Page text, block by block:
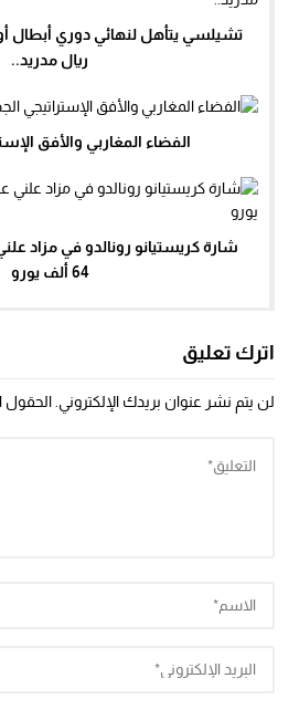
تشيلسي يتأهل لنهائي دوري أبطال
ريال مدريد..
الفضاء المغاربي والأفق
شارة كريستيانو رونالدو في مزاد
64 ألف يورو
اترك تعليق
لن يتم نشر عنوان بريدك الإلكتروني. الحقول